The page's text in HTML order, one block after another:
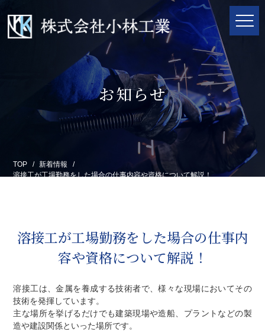
お知らせ
TOP
新着情報
溶接工が工場勤務をした場合の仕事内容や資格について解説！
溶接工が工場勤務をした場合の仕事内
容や資格について解説！
溶接工は、金属を養成する技術者で、様々な現場においてその
技術を発揮しています。
主な場所を挙げるだけでも建築現場や造船、プラントなどの製
造や建設関係といった場所です。